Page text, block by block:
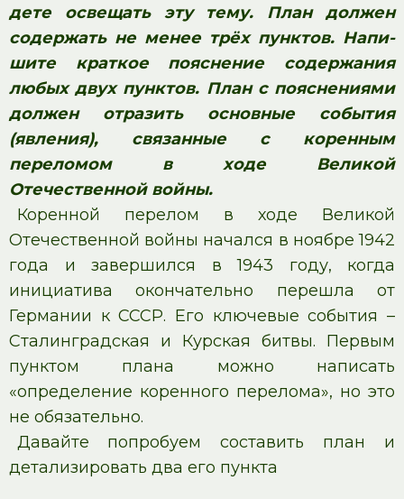
де­те освещать эту тему. План дол­жен
содержать не менее трёх пунктов. На­пи­
ши­те краткое по­яс­не­ние содержания
любых двух пунктов. План с по­яс­не­ни­я­ми
должен от­ра­зить основные со­бы­тия
(явления), свя­зан­ные с ко­рен­ным
переломом в ходе Ве­ли­кой
Отечественной войны.
Коренной перелом в ходе Великой
Отечественной войны начался в ноябре 1942
года и завершился в 1943 году, когда
инициатива окончательно перешла от
Германии к СССР. Его ключевые события –
Сталинградская и Курская битвы. Первым
пунктом плана можно написать
«определение коренного перелома», но это
не обязательно.
Давайте попробуем составить план и
детализировать два его пункта